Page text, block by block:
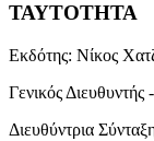
ΤΑΥΤΟΤΗΤΑ
Εκδότης: Νίκος
Γενικός Διευθυντής
Διευθύντρια